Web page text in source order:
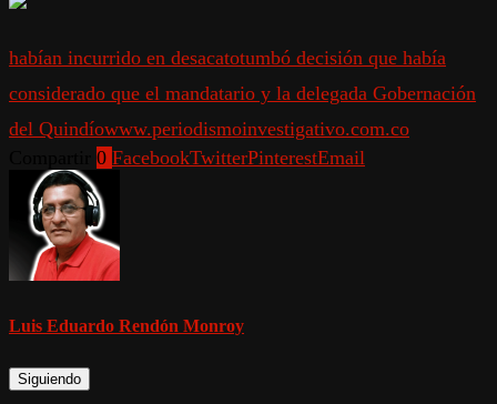
habían incurrido en desacatotumbó decisión que había
considerado que el mandatario y la delegada Gobernación
del Quindíowww.periodismoinvestigativo.com.co
0 FacebookTwitterPinterestEmail
Luis Eduardo Rendón Monroy
Siguiendo